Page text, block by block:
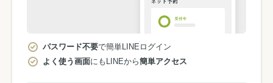
パスワード不要で簡単LINEログイン
よく使う画面にもLINEから簡単アクセス